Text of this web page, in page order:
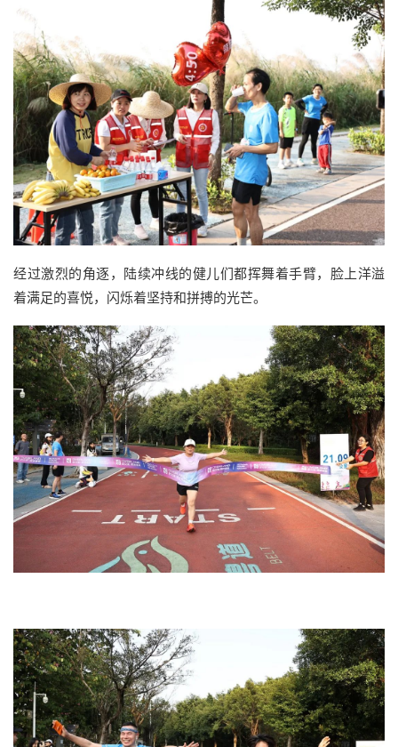
经过激烈的角逐，陆续冲线的健儿们都挥舞着手臂，脸上洋溢
着满足的喜悦，闪烁着坚持和拼搏的光芒。